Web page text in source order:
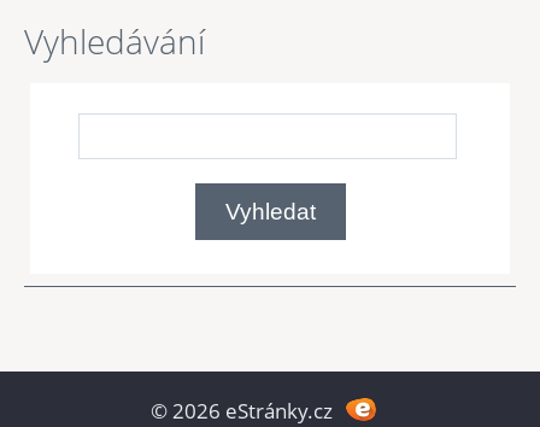
Vyhledávání
© 2026 eStránky.cz